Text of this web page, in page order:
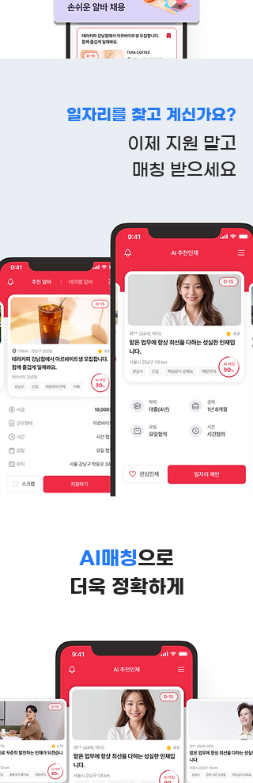
일자리를 찾고 계신가요?
이제 지원 말고
매칭 받으세요
AI매칭으로
더욱 정확하게